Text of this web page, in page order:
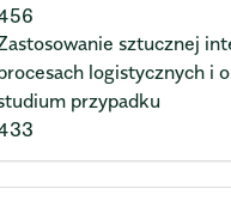
sztucznej
logistycznych i
przypadku